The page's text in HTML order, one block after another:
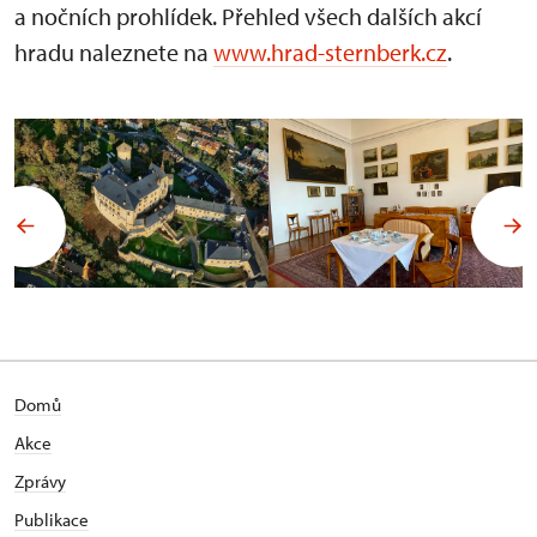
a nočních prohlídek. Přehled všech dalších akcí
hradu naleznete na www.hrad-sternberk.cz.
Domů
Akce
Zprávy
Publikace